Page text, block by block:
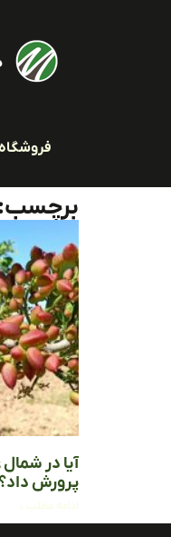
برچسب:
آیا در
پرورش داد؟
ادامه مطلب »